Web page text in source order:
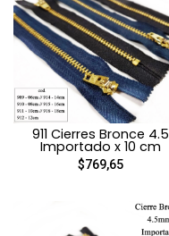
911 Cierres Bronce 4.5
Importado x 10 cm
$769,65